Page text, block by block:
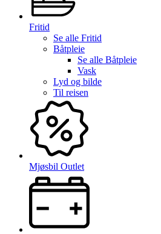
Fritid
Se alle Fritid
Båtpleie
Se alle Båtpleie
Vask
Lyd og bilde
Til reisen
Mjøsbil Outlet